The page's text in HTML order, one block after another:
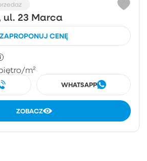
ul. 23 Marca
ZAPROPONUJ CENĘ
/m²
WHATSAPP
ZOBACZ